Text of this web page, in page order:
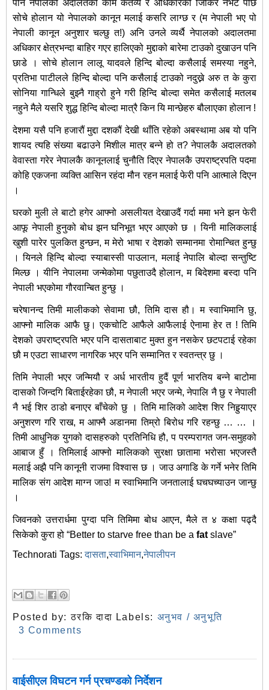
पनि नेपालको अदालतको काम कर्तव्य र अधिकारको जिकिर नभेटे पछि
सोचे होलान यो नेपालको कानून मलाई कसरि लाग्छ र (म नेपाली भए पो
नेपाली कानून अनुशार चल्छु त!) अनि उनले व्यर्थै नेपालको अदालतमा
अधिकार क्षेत्रभन्दा बाहिर गएर हालिएको मुद्दाको बारेमा टाउको दुखाउन पनि
छाडे । सोचे होलान लालू यादवले हिन्दि बोल्दा कसैलाई समस्या नहुने,
प्रतिभा पाटीलले हिन्दि बोल्दा पनि कसैलाई टाउको नदुख्ने अरु त के कुरा
सोनिया गान्धिले बुझ्नै गाह्रो हुने गरी हिन्दि बोल्दा समेत कसैलाई मतलब
नहुने मैले यसरि शुद्ध हिन्दि बोल्दा मात्रै किन यि मान्छेहरु बौलाएका होलान !
देशमा यसै पनि हजारौं मुद्दा दशकौं देखी थाँति रहेको अबस्थामा अब यो पनि
शायद त्यहि संख्या बढाउने मिशील मात्र बन्ने हो त? नेपालकै अदालतको
वेवास्ता गरेर नेपालकै कानूनलाई चुनौति दिएर नेपालकै उपराष्ट्रपति पदमा
कोहि एकजना व्यक्ति आसिन रहंदा मौन रहन मलाई फेरी पनि आत्माले दिएन
।
घरको मुली ले बाटो हगेर आफ्नो असलीयत देखाउदैं गर्दा ममा भने झन फेरी
आफू नेपाली हुनुको बोध झन घनिभूत भएर आएको छ । यिनी मालिकलाई
खुशी पारेर पुलकित हुन्छन, म मेरो भाषा र देशको सम्मानमा रोमान्चित हुन्छु
। यिनले हिन्दि बोल्दा स्याबास्सी पाउलान, मलाई नेपालि बोल्दा सन्तुष्टि
मिल्छ । यीनि नेपालमा जन्मेकोमा पछुताउदै होलान, म बिदेशमा बस्दा पनि
नेपाली भएकोमा गौरवान्बित हुन्छु ।
चरेषानन्द तिमी मालीकको सेवामा छौ, तिमि दास हौ। म स्वाभिमानि छु,
आफ्नो मालिक आफै छु। एकचोटि आफैले आफैलाई ऐनामा हेर त ! तिमि
देशको उपराष्ट्रपति भएर पनि दासताबाट मुक्त हुन नसकेर छटपटाई रहेका
छौ म एउटा साधारण नागरिक भएर पनि सम्मानित र स्वतन्त्र छु ।
तिमि नेपाली भएर जन्मियौ र अर्ध भारतीय हुदैं पूर्ण भारतिय बन्ने बाटोमा
दासको जिन्दगि बिताईरहेका छौ, म नेपाली भएर जन्मे, नेपालि नै छु र नेपाली
नै भई शिर ठाडो बनाएर बाँचेको छु । तिमि मालिको आदेश शिर निहुर्‍याएर
अनुशरण गरि राख, म आफ्नै अडानमा तिम्रो बिरोध गरि रहन्छु … … ।
तिमी आधुनिक युगको दासहरुको प्रतिनिधि हौ, प परम्परागत जन‍-समुहको
आबाज हुँ । तिमिलाई आफ्नो मालिकको सुरक्षा छातामा भरोसा भएजस्तै
मलाई अझै पनि कानूनी राजमा विश्‍वास छ । जाउ अगाडि के गर्ने भनेर तिमि
मालिक संग आदेश माग्न जाउ! म स्वाभिमानि जनतालाई घचघच्याउन जान्छु
।
जिवनको उत्तरार्धमा पुग्दा पनि तिमिमा बोध आएन, मैले त ४ कक्षा पढ्दै
सिकेको कुरा हो “Better to starve free than be a fat slave”
Technorati Tags:दासता,स्वाभिमान,नेपालीपन
Posted by:ठरकि दादा Labels: अनुभव / अनुभूति
3 Comments
वाईसीएल विघटन गर्न प्रचण्डको निर्देशन